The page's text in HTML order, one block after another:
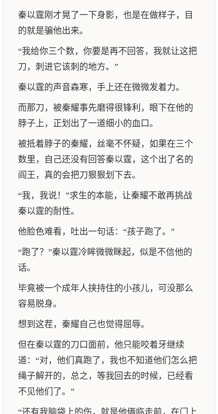
秦以霆刚才晃了一下身影，也是在做样子，目
的就是骗他出来。
“我给你三个数，你要是再不回答，我就让这把
刀，刺进它该刺的地方。”
秦以霆的声音森寒，手上还在微微发着力。
而那刀，被秦耀事先磨得很锋利，眼下在他的
脖子上，正划出了一道细小的血口。
被抵着脖子的秦耀，丝毫不怀疑，如果在三个
数里，自己还没有回答秦以霆，这个出了名的
阎王，真的会把刀狠狠划下去。
“我，我说！”求生的本能，让秦耀不敢再挑战
秦以霆的耐性。
他脸色难看，吐出一句话：“孩子跑了。”
“跑了？”秦以霆冷眸微微眯起，似是不信他的
话。
毕竟被一个成年人挟持住的小孩儿，可没那么
容易脱身。
想到这茬，秦耀自己也觉得屈辱。
但在秦以霆的刀口面前，他只能咬着牙继续
道：“对，他们真跑了，我也不知道他们怎么把
绳子解开的，总之，等我回去的时候，已经看
不见他们了。”
“还有我脑袋上的伤，就是他俩临走前，在门上